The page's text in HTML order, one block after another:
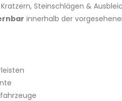
Steinschlägen &
innerhalb der